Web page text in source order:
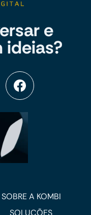
e
ideias?
SOBRE A KOMBI
SOLUÇÕES